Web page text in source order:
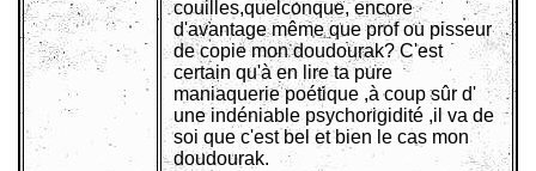
couilles,quelconque, encore
d'avantage même que prof ou pisseur
de copie mon doudourak? C'est
certain qu'à en lire ta pure
maniaquerie poétique ,à coup sûr d'
une indéniable psychorigidité ,il va de
soi que c'est bel et bien le cas mon
doudourak.